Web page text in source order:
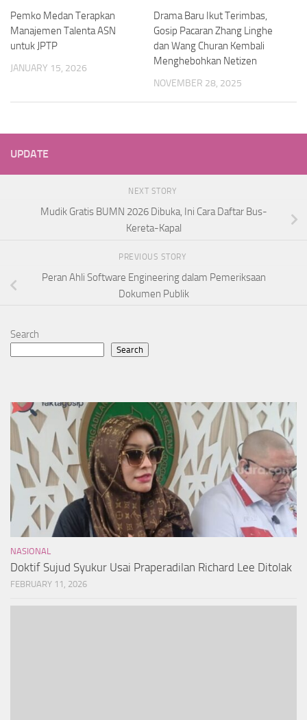
Pemko Medan Terapkan
Manajemen Talenta ASN
untuk JPTP
JANUARY 15, 2026
Drama Baru Ikut Terimbas,
Gosip Pacaran Zhang Linghe
dan Wang Churan Kembali
Menghebohkan Netizen
NOVEMBER 28, 2025
UPDATE
NEXT STORY
Mudik Gratis BUMN 2026 Dibuka, Ini Cara Daftar Bus-
Kereta-Kapal
PREVIOUS STORY
Peran Ahli Software Engineering dalam Pemeriksaan
Dokumen Publik
Search
Search
NASIONAL
Doktif Sujud Syukur Usai Praperadilan Richard Lee Ditolak
FEBRUARY 11, 2026